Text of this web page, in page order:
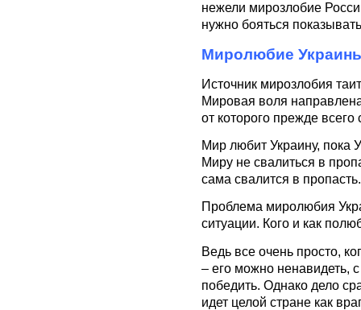
нежели мирозлобие
нужно бояться
Миролюбие
Источник мирозлобия
Мировая воля
от которого прежде всего
Мир любит Украину, пока
Миру не свалиться в
сама свалится в пропасть.
Проблема миролюбия
ситуации. Кого и как
Ведь все очень просто,
– его можно ненавидеть,
победить. Однако дело
идет целой стране как